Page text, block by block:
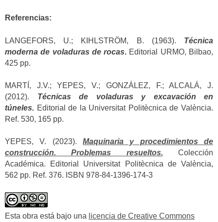
Referencias:
LANGEFORS, U.; KIHLSTRÖM, B. (1963). Técnica
moderna de voladuras de rocas. Editorial URMO, Bilbao,
425 pp.
MARTÍ, J.V.; YEPES, V.; GONZÁLEZ, F.; ALCALÁ, J.
(2012). Técnicas de voladuras y excavación en
túneles. Editorial de la Universitat Politècnica de València.
Ref. 530, 165 pp.
YEPES, V. (2023). Maquinaria y procedimientos de
construcción. Problemas resueltos. Colección
Académica. Editorial Universitat Politècnica de València,
562 pp. Ref. 376. ISBN 978-84-1396-174-3
Esta obra está bajo una licencia de Creative Commons